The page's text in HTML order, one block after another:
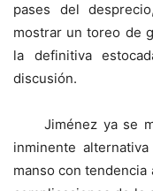
pases del
mostrar un toreo de
la definitiva
discusión.
Jiménez ya se
inminente
manso con tendencia